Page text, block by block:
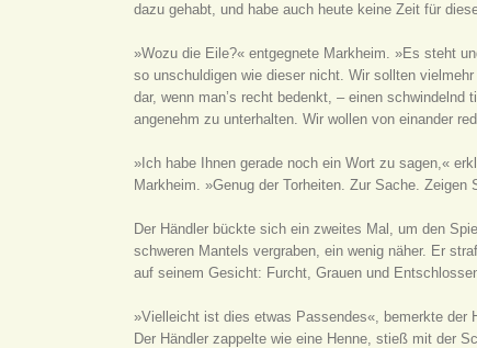
dazu gehabt, und habe auch heute keine Zeit für
»Wozu die Eile?« entgegnete Markheim. »Es steht
so unschuldigen wie dieser nicht. Wir sollten
dar, wenn man’s recht bedenkt, – einen
angenehm zu unterhalten. Wir wollen von einander
»Ich habe Ihnen gerade noch ein Wort zu sagen,«
Markheim. »Genug der Torheiten. Zur Sache. Zeigen
Der Händler bückte sich ein zweites Mal, um den
schweren Mantels vergraben, ein wenig näher. Er
auf seinem Gesicht: Furcht, Grauen und
»Vielleicht ist dies etwas Passendes«, bemerkte der
Der Händler zappelte wie eine Henne, stieß mit der